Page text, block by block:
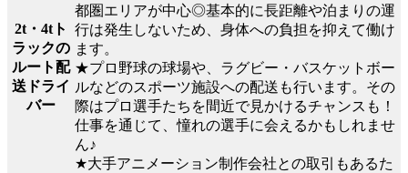
2t・4tト
ラックの
ルート配
送ドライ
バー
都圏エリアが中心◎基本的に長距離や泊まりの運
行は発生しないため、身体への負担を抑えて働け
ます。
★プロ野球の球場や、ラグビー・バスケットボー
ルなどのスポーツ施設への配送も行います。その
際はプロ選手たちを間近で見かけるチャンスも！
仕事を通じて、憧れの選手に会えるかもしれませ
ん♪
★大手アニメーション制作会社との取引もあるた